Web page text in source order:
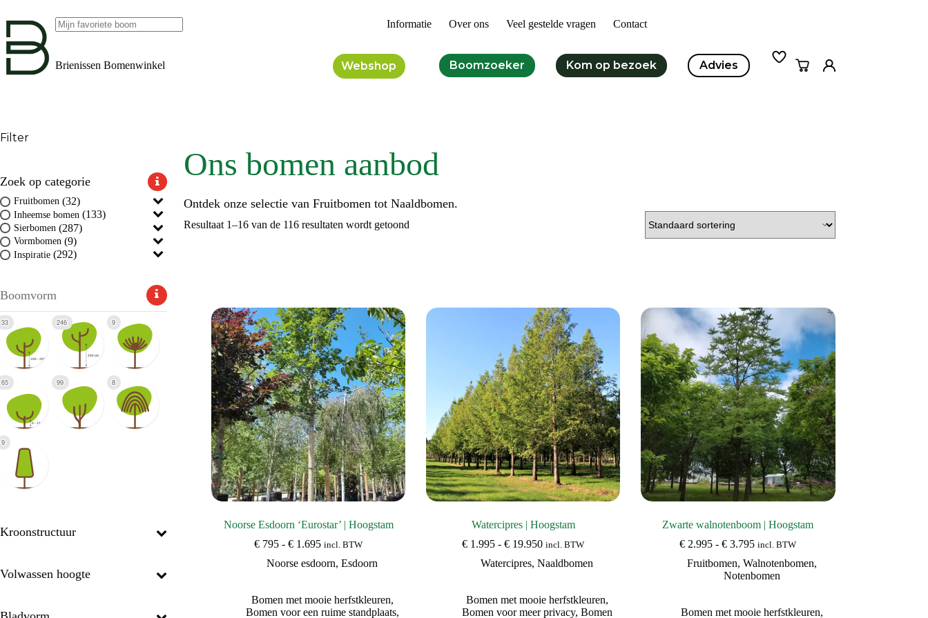
naar
inhoud
Informatie Over ons Veel gestelde vragen Contact
Brienissen Bomenwinkel Webshop Boomzoeker Kom op bezoek Advies Winkelwagen
Ons bomen aanbod
Ontdek onze selectie van Fruitbomen tot Naaldbomen.
Resultaat 1–16 van de 116 resultaten wordt getoond
Noorse Esdoorn ‘Eurostar’ | Hoogstam
€ 795 - € 1.695Prijsklasse:
tot
incl. BTW
Noorse esdoorn,Esdoorn
Bomen met mooie herfstkleuren,
Bomen voor een ruime standplaats,
Watercipres | Hoogstam
€ 1.995 - € 19.950Prijsklasse:
tot
incl. BTW
Watercipres,Naaldbomen
Bomen met mooie herfstkleuren,
Bomen voor meer privacy, Bomen
Zwarte walnotenboom | Hoogstam
€ 2.995 - € 3.795Prijsklasse:
tot
€ 3.795
incl. BTW
Fruitbomen, Walnotenbomen,
Notenbomen
Bomen met mooie herfstkleuren,
Filter
Zoek op categorie
Fruitbomen (32)
Inheemse bomen (133)
Sierbomen (287)
Vormbomen (9)
Inspiratie (292)
Boomvorm
33 246 9
65 99 8
9
Kroonstructuur
Volwassen hoogte